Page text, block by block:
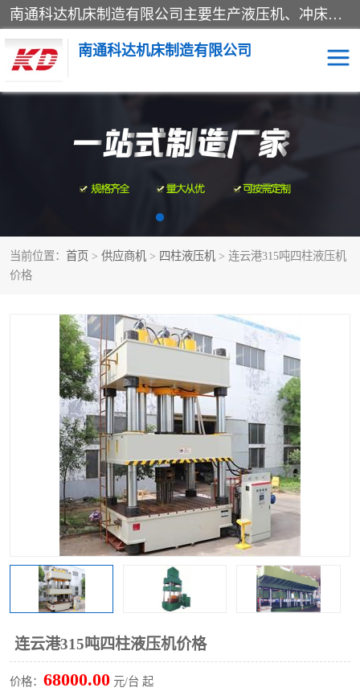
南通科达机床制造有限公司主要生产液压机、冲床、压力机等产品；本公司采用现代化企业的管理方法进行管理，立足于产品的质量管理，以优秀的品质、新颖的设计、合理的价格、完善的服务赢得广大客户的充分信赖和良好的口碑。领导层将运用科学管理方法及长期积累下来的经验和广泛领域吸取来新的技术不断调整产品结构，为市场提供精良的各类机械设备。企业将坚持与国内外各界朋友，真诚合作，共创辉煌。
南通科达机床制造有限公司
当前位置： 首页 > 供应商机 > 四柱液压机 > 连云港315吨四柱液压机
价格
连云港315吨四柱液压机价格
价格： 68000.00 元/台 起
四柱液压机 液压机
卷板机